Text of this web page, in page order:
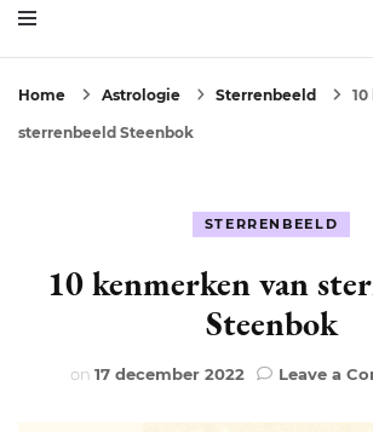
Home Astrologie Sterrenbeeld
sterrenbeeld Steenbok
STERRENBEELD
10 kenmerken van
Steenbok
on 17 december 2022 Leave a